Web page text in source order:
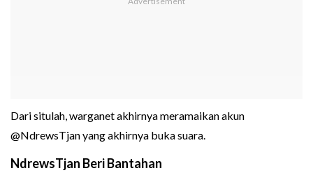
Dari situlah, warganet akhirnya meramaikan akun
@NdrewsTjan yang akhirnya buka suara.
NdrewsTjan Beri Bantahan